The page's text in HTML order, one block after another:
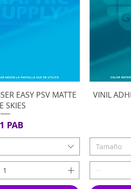
rápidaEASY PSV MATTE
SKIES
Precio
PAB
VINIL
Tamaño